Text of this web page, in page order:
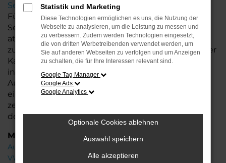
Service
, der keine Wünsche offen lässt.
Für Ihr Škoda Fahrzeug bieten wir zusätzliche
Services wie flexible Finanzierungsmöglichkeiten,
attraktive Leasingangebote sowie die Möglichkeit
zur
InzahlungnahmeIhres Altfahrzeugs. So wird der
Kauf Ihres Jahreswagens noch einfacher und
individueller. Profitieren Sie von unserer großen
Auswahl an Jahreswagen und lassen Sie sich in
einer ausführlichen Beratung Ihr Wunschfahrzeug
zeigen. Wir freuen uns darauf, Ihnen bei der Wahl
des perfekten Škoda Karoq zu helfen!
Marken
Audi
VW
Statistik und Marketing
Diese Technologien ermöglichen es uns, die Nutzung der
Webseite zu analysieren, um die Leistung zu messen und
zu verbessern. Zudem werden Technologien eingesetzt,
die von dritten Werbetreibenden verwendet werden, um
Sie auf anderen Webseiten zu verfolgen und um Anzeigen
zu schalten, die für Ihre Interessen relevant sind.
Google Tag Manager
Google Ads
Google Analytics
Optionale Cookies ablehnen
Auswahl speichern
Alle akzeptieren